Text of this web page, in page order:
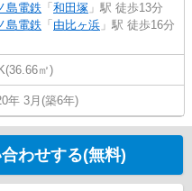
島電鉄 「 和田塚 」駅 徒歩13分
島電鉄 「 由比ヶ浜 」駅 徒歩16分
㎡)
年 3月(築6年)
わせする(無料)